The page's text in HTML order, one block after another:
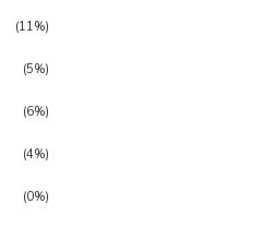
(11%)
(5%)
(6%)
(4%)
(0%)